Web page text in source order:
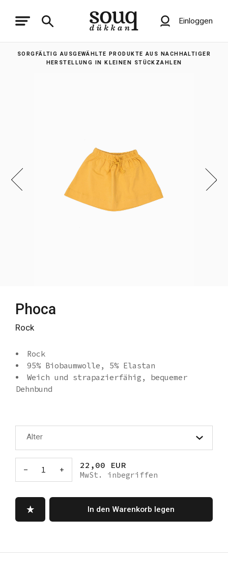
Einloggen
SORGFÄLTIG AUSGEWÄHLTE PRODUKTE AUS NACHHALTIGER
HERSTELLUNG IN KLEINEN STÜCKZAHLEN
Phoca
Rock
Rock
95% Biobaumwolle, 5% Elastan
Weich und strapazierfähig, bequemer
Dehnbund
Alter
- 1 + 22,00 EUR
MwSt. inbegriffen
In den Warenkorb legen